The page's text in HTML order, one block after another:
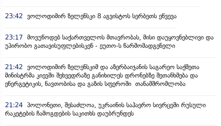
23:42 ვოლოდიმირ ზელენსკი 8 აგვისტოს სერბეთს ეწვევა
23:17 მოვუწოდებ საქართველოს მთავრობას, მისი დაუყოვნებლივი და
უპირობო გათავისუფლებისკენ - ეუთო-ს წარმომადგენელი
21:42
ვოლოდიმირ ზელენსკიმ და აზერბაიჯანის საგარეო საქმეთა
მინისტრმა კიევში შეხვედრაზე განიხილეს დრონებზე შეთანხმება და
ენერგეტიკის, ნავთობისა და გაზის სფეროში თანამშრომლობა
21:24 პოლონეთი, შესაძლოა, უკრაინის საჰაერო სივრცეში რუსული
რაკეტების ჩამოგდების საკითხს დაუბრუნდეს